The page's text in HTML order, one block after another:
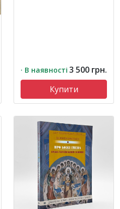
· В наявності 3 500 грн.
Купити